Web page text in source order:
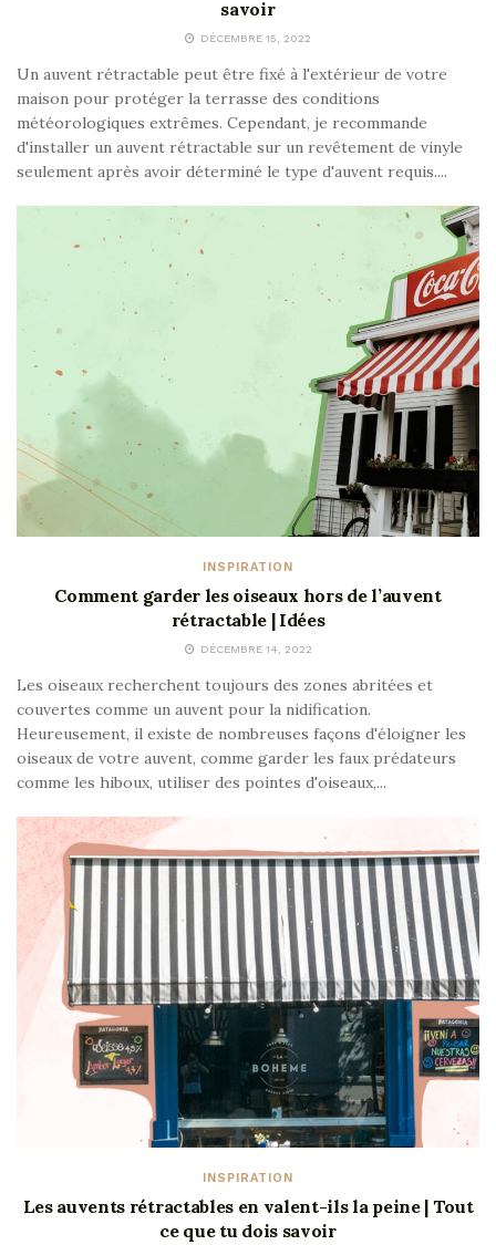
savoir
DÉCEMBRE 15, 2022
Un auvent rétractable peut être fixé à l'extérieur de votre
maison pour protéger la terrasse des conditions
météorologiques extrêmes. Cependant, je recommande
d'installer un auvent rétractable sur un revêtement de vinyle
seulement après avoir déterminé le type d'auvent requis....
INSPIRATION
Comment garder les oiseaux hors de l’auvent
rétractable | Idées
DÉCEMBRE 14, 2022
Les oiseaux recherchent toujours des zones abritées et
couvertes comme un auvent pour la nidification.
Heureusement, il existe de nombreuses façons d'éloigner les
oiseaux de votre auvent, comme garder les faux prédateurs
comme les hiboux, utiliser des pointes d'oiseaux,...
INSPIRATION
Les auvents rétractables en valent-ils la peine | Tout
ce que tu dois savoir